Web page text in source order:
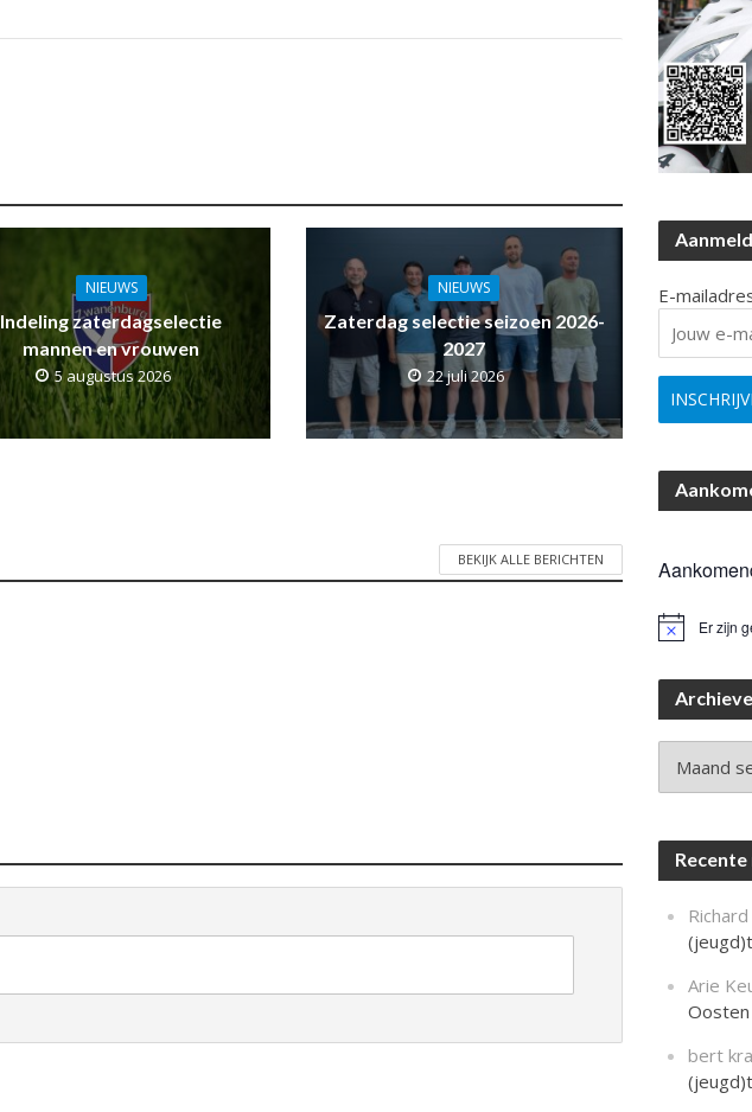
NIEUWS
Indeling zaterdagselectie
mannen en vrouwen
5 augustus 2026
NIEUWS
Zaterdag selectie seizoen 2026-
2027
22 juli 2026
BEKIJK ALLE BERICHTEN
E-
B
t
Er zijn
Arie
Oosten
bert